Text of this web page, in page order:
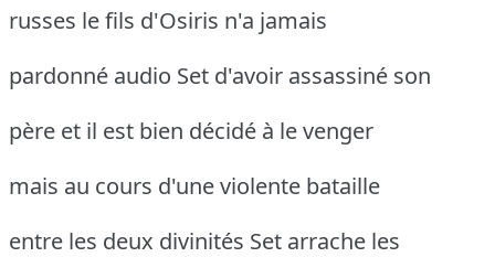
russes le fils d'Osiris n'a jamais
pardonné audio Set d'avoir assassiné son
père et il est bien décidé à le venger
mais au cours d'une violente bataille
entre les deux divinités Set arrache les